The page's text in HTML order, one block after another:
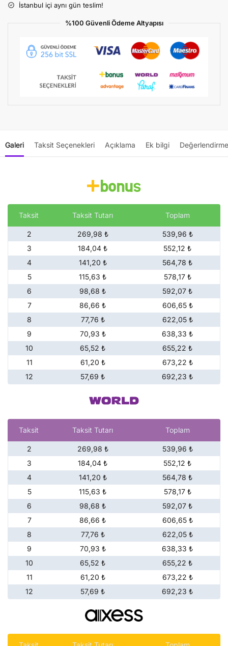
İstanbul içi aynı gün teslim!
%100 Güvenli Ödeme Altyapısı
Galeri Taksit Seçenekleri Açıklama Ek bilgi
Taksit Taksit Tutarı Toplam
2 269,98 ₺
539,96 ₺
3
184,04 ₺
552,12 ₺
4
141,20 ₺
564,78 ₺
5
115,63 ₺
578,17 ₺
6
98,68 ₺
592,07 ₺
7
86,66 ₺
606,65 ₺
8
77,76 ₺
622,05 ₺
9
70,93 ₺
638,33 ₺
10
65,52 ₺
655,22 ₺
11
61,20 ₺
673,22 ₺
12
57,69 ₺ 692,23 ₺
Taksit Taksit Tutarı Toplam
2 269,98 ₺
539,96 ₺
3
184,04 ₺
552,12 ₺
4
141,20 ₺
564,78 ₺
5
115,63 ₺
578,17 ₺
6
98,68 ₺
592,07 ₺
7
86,66 ₺
606,65 ₺
8
77,76 ₺
622,05 ₺
9
70,93 ₺
638,33 ₺
10
65,52 ₺
655,22 ₺
11
61,20 ₺
673,22 ₺
12
57,69 ₺ 692,23 ₺